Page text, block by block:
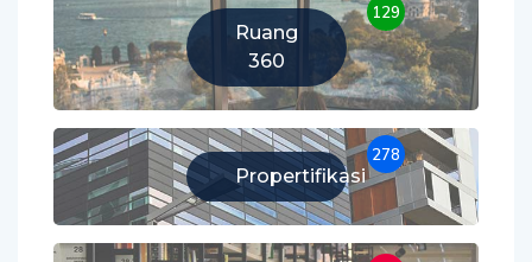
Ruang
360
129
Propertifikasi
278